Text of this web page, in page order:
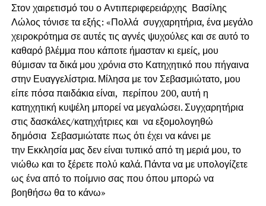
Στον χαιρετισμό του ο Αντιπεριφερειάρχης Βασίλης
Λώλος τόνισε τα εξής: «Πολλά συγχαρητήρια, ένα μεγάλο
χειροκρότημα σε αυτές τις αγνές ψυχούλες και σε αυτό το
καθαρό βλέμμα που κάποτε ήμασταν κι εμείς, μου
θύμισαν τα δικά μου χρόνια στο Κατηχητικό που πήγαινα
στην Ευαγγελίστρια. Μίλησα με τον Σεβασμιώτατο, μου
είπε πόσα παιδάκια είναι, περίπου 200, αυτή η
κατηχητική κυψέλη μπορεί να μεγαλώσει. Συγχαρητήρια
στις δασκάλες/κατηχήτριες και να εξομολογηθώ
δημόσια Σεβασμιώτατε πως ότι έχει να κάνει με
την Εκκλησία μας δεν είναι τυπικό από τη μεριά μου, το
νιώθω και το ξέρετε πολύ καλά. Πάντα να με υπολογίζετε
ως ένα από το ποίμνιο σας που όπου μπορώ να
βοηθήσω θα το κάνω»